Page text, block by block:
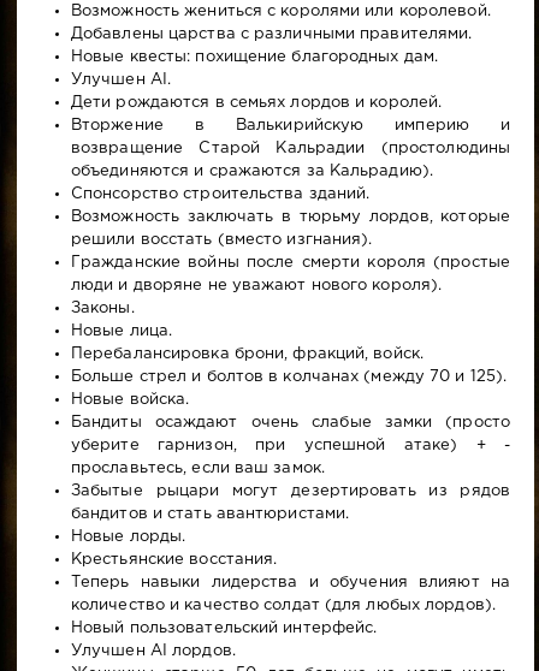
Возможность жениться с королями или королевой.
Добавлены царства с различными правителями.
Новые квесты: похищение благородных дам.
Улучшен AI.
Дети рождаются в семьях лордов и королей.
Вторжение в Валькирийскую империю и
возвращение Старой Кальрадии (простолюдины
объединяются и сражаются за Кальрадию).
Спонсорство строительства зданий.
Возможность заключать в тюрьму лордов, которые
решили восстать (вместо изгнания).
Гражданские войны после смерти короля (простые
люди и дворяне не уважают нового короля).
Законы.
Новые лица.
Перебалансировка брони, фракций, войск.
Больше стрел и болтов в колчанах (между 70 и 125).
Новые войска.
Бандиты осаждают очень слабые замки (просто
уберите гарнизон, при успешной атаке) + -
прославьтесь, если ваш замок.
Забытые рыцари могут дезертировать из рядов
бандитов и стать авантюристами.
Новые лорды.
Крестьянские восстания.
Теперь навыки лидерства и обучения влияют на
количество и качество солдат (для любых лордов).
Новый пользовательский интерфейс.
Улучшен AI лордов.